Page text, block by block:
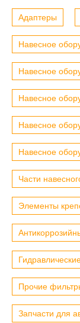
Адаптеры
Навесное
Навесное
Навесное
Навесное
Навесное
Части
Элементы
Прочие
Запчасти для